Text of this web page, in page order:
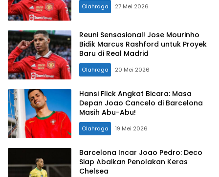
Olahraga 27 Mei 2026
Reuni Sensasional! Jose Mourinho
Bidik Marcus Rashford untuk Proyek
Baru di Real Madrid
Olahraga 20 Mei 2026
Hansi Flick Angkat Bicara: Masa
Depan Joao Cancelo di Barcelona
Masih Abu-Abu!
Olahraga 19 Mei 2026
Barcelona Incar Joao Pedro: Deco
Siap Abaikan Penolakan Keras
Chelsea